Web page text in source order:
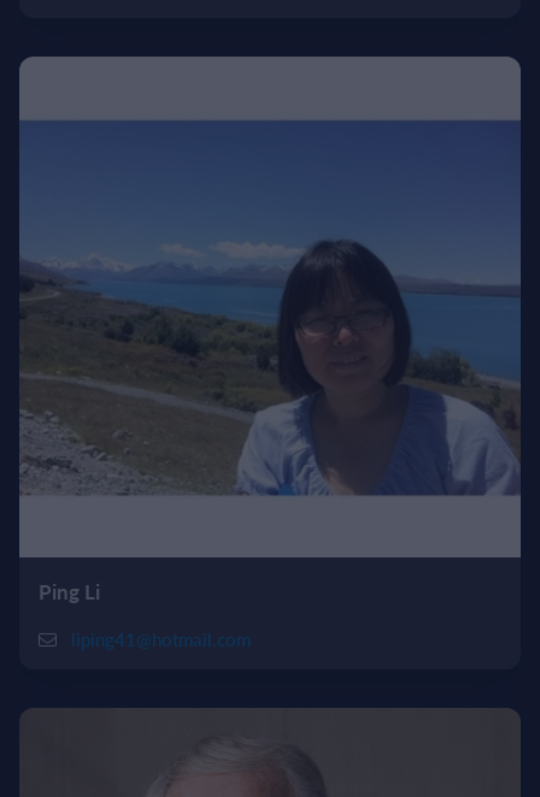
Ping Li
liping41@hotmail.com